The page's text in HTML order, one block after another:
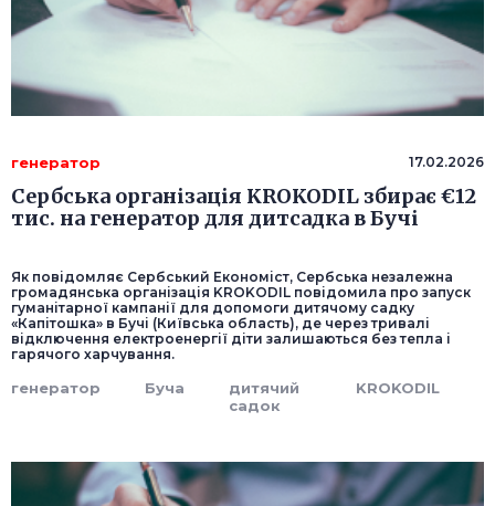
генератор 17.02.2026
Сербська організація KROKODIL збирає €12
тис. на генератор для дитсадка в Бучі
Як повідомляє Сербський Економіст, Сербська незалежна
громадянська організація KROKODIL повідомила про запуск
гуманітарної кампанії для допомоги дитячому садку
«Капітошка» в Бучі (Київська область), де через тривалі
відключення електроенергії діти залишаються без тепла і
гарячого харчування.
генератор Буча
дитячий
садок
KROKODIL